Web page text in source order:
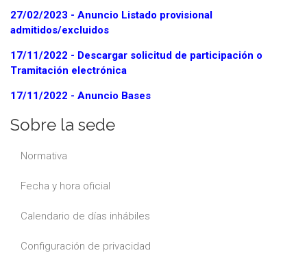
27/02/2023 - Anuncio Listado provisional
admitidos/excluidos
17/11/2022 - Descargar solicitud de participación o
Tramitación electrónica
17/11/2022 - Anuncio Bases
Sobre la sede
Normativa
Fecha y hora oficial
Calendario de días inhábiles
Configuración de privacidad